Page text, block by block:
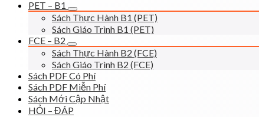
PET – B1
Sách Thực Hành B1 (PET)
Sách Giáo Trình B1 (PET)
FCE – B2
Sách Thực Hành B2 (FCE)
Sách Giáo Trình B2 (FCE)
Sách PDF Có Phí
Sách PDF Miễn Phí
Sách Mới Cập Nhật
HỎI – ĐÁP